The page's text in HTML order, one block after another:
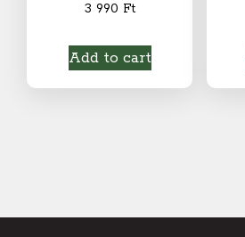
3 990 Ft
Add to cart